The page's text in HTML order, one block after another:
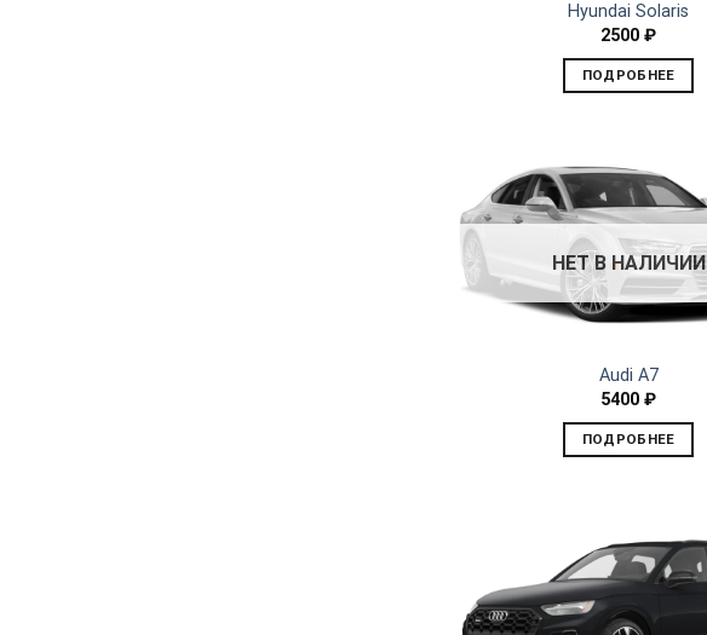
Hyundai Solaris
2500₽
ПОДРОБНЕЕ
НЕТ В НАЛИЧИИ
Audi A7
5400₽
ПОДРОБНЕЕ